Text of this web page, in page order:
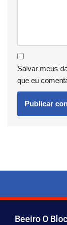
Salvar meus
que eu
Beeiro O